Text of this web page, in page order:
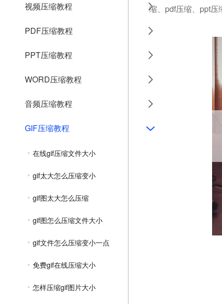
视频压缩教程
PDF压缩教程
PPT压缩教程
WORD压缩教程
音频压缩教程
GIF压缩教程
在线gif压缩文件大小
gif太大怎么压缩变小
gif图太大怎么压缩
gif图怎么压缩文件大小
gif文件怎么压缩变小一点
免费gif在线压缩大小
怎样压缩gif图片大小
缩、pdf压缩、ppt